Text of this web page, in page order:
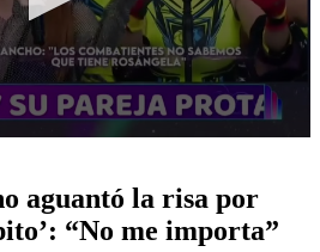
aguantó la risa por
“No me importa”